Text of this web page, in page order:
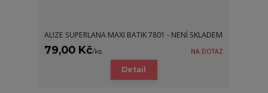
ALIZE SUPERLANA MAXI BATIK 7801 - NENÍ SKLADEM
79,00 Kč/ks NA DOTAZ
Detail